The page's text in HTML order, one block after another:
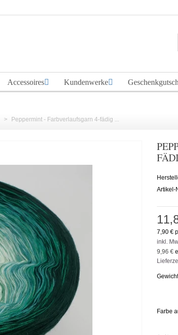
Accessoires Kundenwerke
> Peppermint - Farbverlaufsgarn 4-fädig ...
Artikel-
7,90 €
inkl.
9,96 €
Farbe